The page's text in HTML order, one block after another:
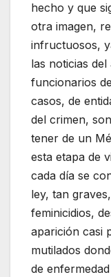
hecho y que
otra imagen,
infructuosos,
las noticias
funcionarios
casos, de
del crimen,
tener de un
esta etapa de
cada día se
ley, tan
feminicidios,
aparición casi
mutilados
de